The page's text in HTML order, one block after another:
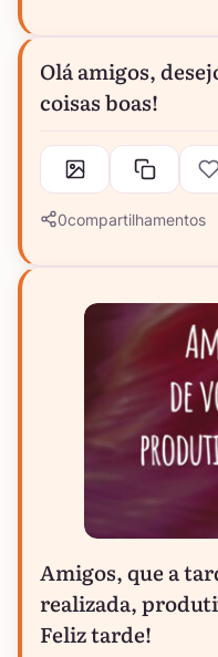
Olá amigos,
coisas boas!
0compartilhamentos
Amigos, que a
realizada,
Feliz tarde!